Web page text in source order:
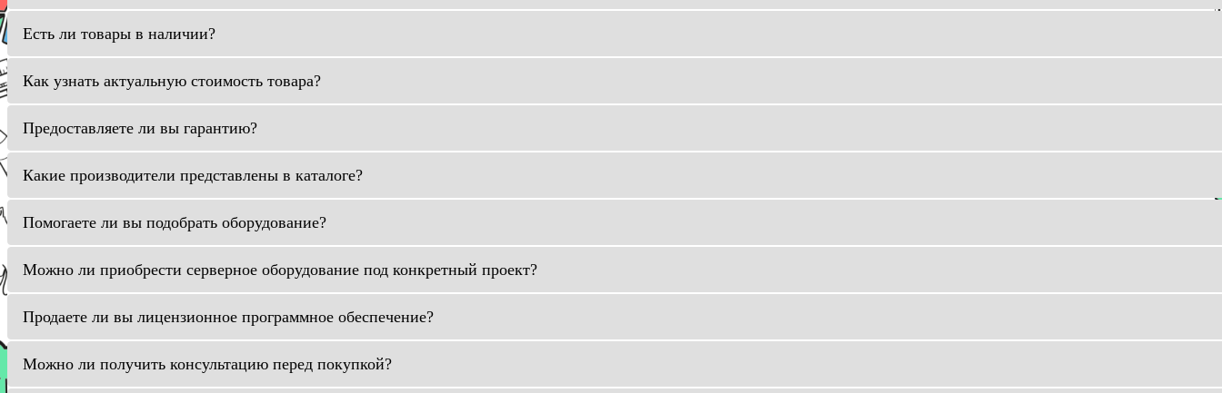
Есть ли товары в наличии?
Как узнать актуальную стоимость товара?
Предоставляете ли вы гарантию?
Какие производители представлены в каталоге?
Помогаете ли вы подобрать оборудование?
Можно ли приобрести серверное оборудование под конкретный проект?
Продаете ли вы лицензионное программное обеспечение?
Можно ли получить консультацию перед покупкой?